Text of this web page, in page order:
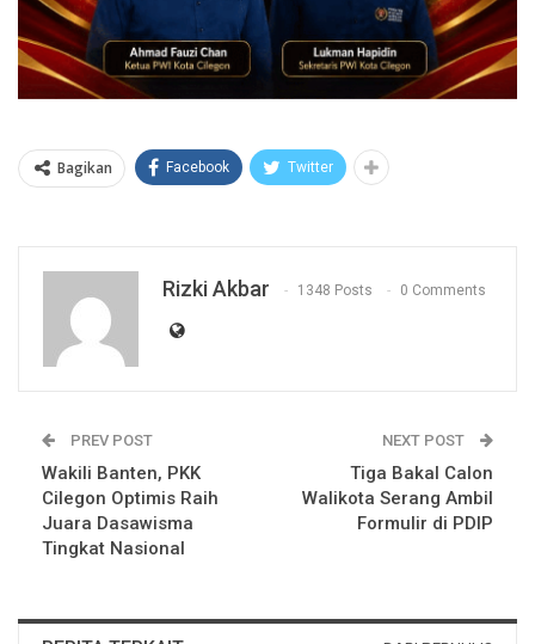
Bagikan Facebook Twitter
Rizki Akbar 1348 Posts 0 Comments
PREV POST
Wakili Banten, PKK
Cilegon Optimis Raih
Juara Dasawisma
Tingkat Nasional
NEXT POST
Tiga Bakal Calon
Walikota Serang Ambil
Formulir di PDIP